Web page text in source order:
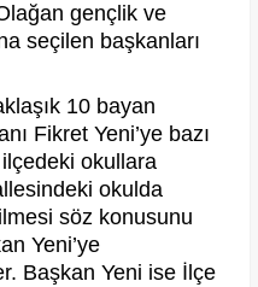
gençlik ve
seçilen başkanları
10 bayan
Fikret Yeni’ye bazı
ilçedeki okullara
okulda
söz konusunu
Yeni’ye
Başkan Yeni ise İlçe